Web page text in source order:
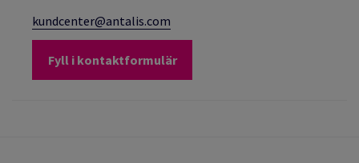
kundcenter@antalis.com
Fyll i kontaktformulär